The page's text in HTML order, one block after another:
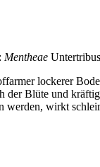
Mentheae
lockerer
der Blüte und
werden, wirkt